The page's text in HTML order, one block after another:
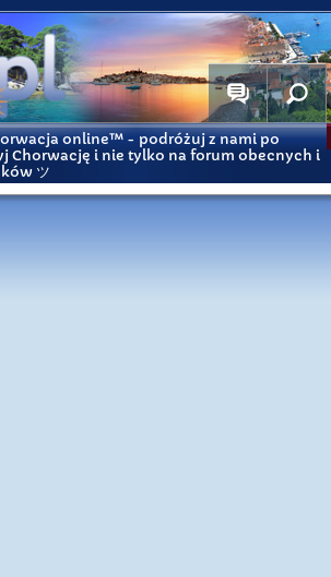
online™ - podróżuj z nami po
Chorwację i nie tylko na forum obecnych i
ツ